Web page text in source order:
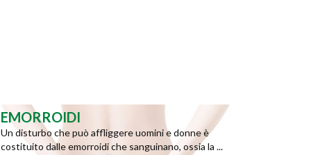
EMORROIDI
Un disturbo che può affliggere uomini e donne è
costituito dalle emorroidi che sanguinano, ossia la ...